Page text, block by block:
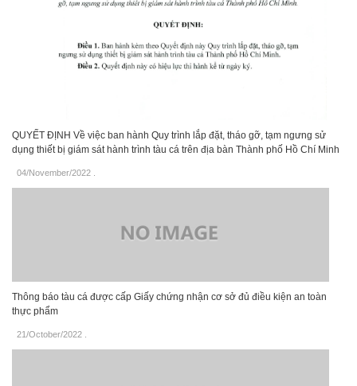
QUYẾT ĐỊNH Về việc ban hành Quy trình lắp đặt, tháo gỡ, tạm ngưng sử
dụng thiết bị giám sát hành trình tàu cá trên địa bàn Thành phố Hồ Chí Minh
04/November/2022
Thông báo tàu cá được cấp Giấy chứng nhận cơ sở đủ điều kiện an toàn
thực phẩm
21/October/2022